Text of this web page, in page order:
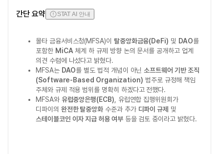
간단 요약 STAT AI 안내
몰타 금융서비스청(MFSA)이 탈중앙화금융(DeFi) 및 DAO를
포함한 MiCA 체계 하 규제 방향 논의 문서를 공개하고 업계
의견 수렴에 나섰다고 밝혔다.
MFSA는 DAO를 별도 법적 개념이 아닌 소프트웨어 기반 조직
(Software-Based Organization) 범주로 규정해 책임
주체와 규제 적용 범위를 명확히 하겠다고 전했다.
MFSA와 유럽중앙은행(ECB) , 유럽연합 집행위원회가
디파이의 완전한 탈중앙화 수준과 추가 디파이 규제
및
스테이블코인 이자 지급 허용 여부등을 검토 중이라고 밝혔다.